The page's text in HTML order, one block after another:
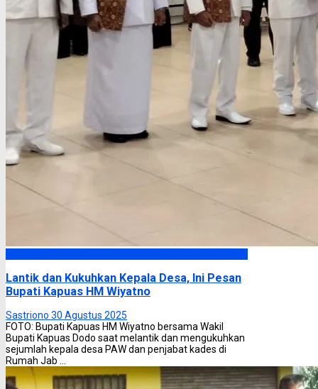
Lantik dan Kukuhkan Kepala Desa, Ini Pesan
Bupati Kapuas HM Wiyatno
Sastriono 30 Agustus 2025
FOTO: Bupati Kapuas HM Wiyatno bersama Wakil
Bupati Kapuas Dodo saat melantik dan mengukuhkan
sejumlah kepala desa PAW dan penjabat kades di
Rumah Jab ...